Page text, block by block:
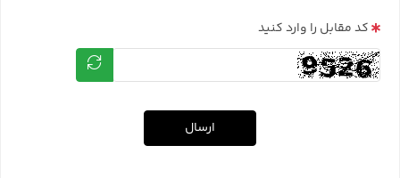
کد مقابل را وارد کنید
ارسال